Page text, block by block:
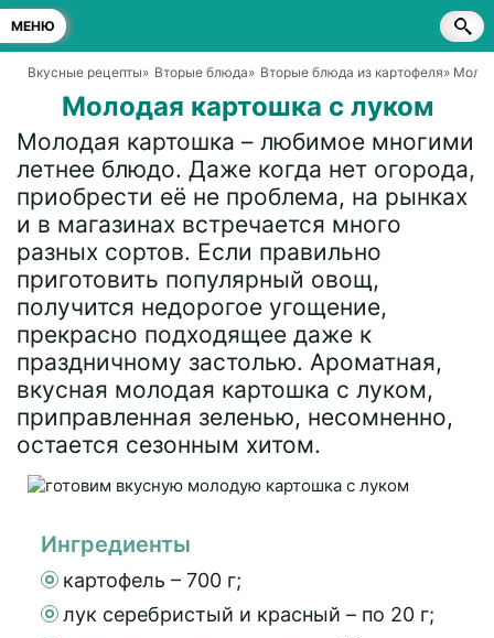
МЕНЮ
Вкусные рецепты» Вторые блюда» Вторые блюда из картофеля»
Молодая картошка с луком
Молодая картошка – любимое многими
летнее блюдо. Даже когда нет огорода,
приобрести её не проблема, на рынках
и в магазинах встречается много
разных сортов. Если правильно
приготовить популярный овощ,
получится недорогое угощение,
прекрасно подходящее даже к
праздничному застолью. Ароматная,
вкусная молодая картошка с луком,
приправленная зеленью, несомненно,
остается сезонным хитом.
Ингредиенты
картофель – 700 г;
лук серебристый и красный – по 20 г;